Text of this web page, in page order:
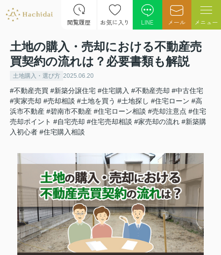
閲覧履歴 お気に入り LINE メール メニュー
土地の購入・売却における不動産売
買契約の流れは？必要書類も解説
土地購入・選び方 2025.06.20
#不動産売買 #新築分譲住宅 #住宅購入 #不動産売却 #中古住宅
#実家売却 #売却相談 #土地を買う #土地探し #住宅ローン #高
浜市不動産 #碧南市不動産 #住宅ローン相談 #売却注意点 #住宅
売却ポイント #自宅売却 #住宅売却相談 #家売却の流れ #新築購
入初心者 #住宅購入相談